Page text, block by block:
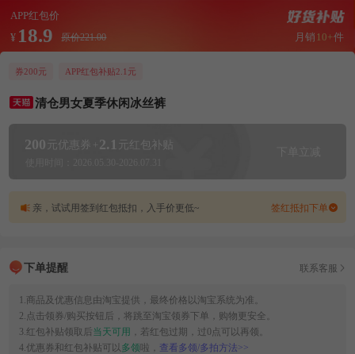
APP红包价
¥ 18.9 原价221.00 月销 10+件
券200元 APP红包补贴2.1元
清仓男女夏季休闲冰丝裤
200 元优惠券 + 2.1 元红包补贴
亲，试试用签到红包抵扣，入手价更低~ 签红抵扣下单
下单提醒 联系客服
1.商品及优惠信息由淘宝提供，最终价格以淘宝系统为准。
2.点击领券/购买按钮后，将跳至淘宝领券下单，购物更安全。
3.红包补贴领取后 当天可用 ，若红包过期，过0点可以再领。
4.优惠券和红包补贴可以多领 啦， 查看多领/多拍方法>>